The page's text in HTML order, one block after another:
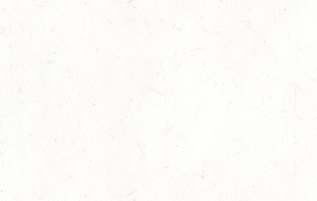
Juni 5th, 2026
Slider
,Sport Springen